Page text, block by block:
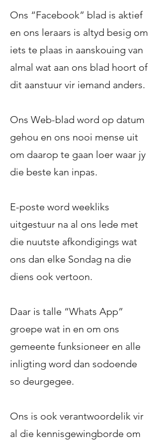
Ons “Facebook” blad is aktief
en ons leraars is altyd besig om
iets te plaas in aanskouing van
almal wat aan ons blad hoort of
dit aanstuur vir iemand anders.
Ons Web-blad word op datum
gehou en ons nooi mense uit
om daarop te gaan loer waar jy
die beste kan inpas.
E-poste word weekliks
uitgestuur na al ons lede met
die nuutste afkondigings wat
ons dan elke Sondag na die
diens ook vertoon.
Daar is talle “Whats App”
groepe wat in en om ons
gemeente funksioneer en alle
inligting word dan sodoende
so deurgegee.
Ons is ook verantwoordelik vir
al die kennisgewingborde om